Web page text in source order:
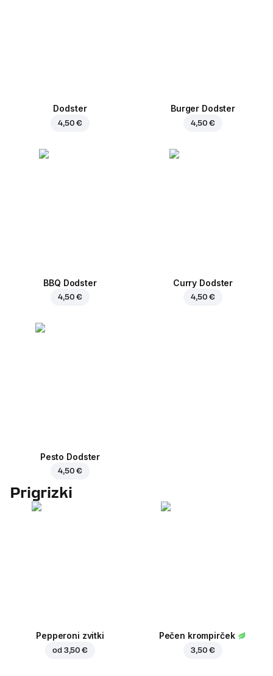
Dodster
4,50 €
Burger Dodster
4,50 €
BBQ Dodster
4,50 €
Curry Dodster
4,50 €
Pesto Dodster
4,50 €
Prigrizki
Pepperoni zvitki
od 3,50 €
Pečen krompirček
3,50 €